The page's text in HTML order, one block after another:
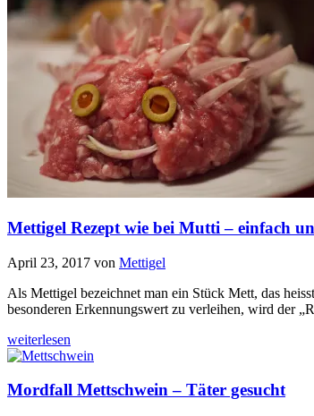
Mettigel Rezept wie bei Mutti – einfach
April 23, 2017 von Mettigel
Als Mettigel bezeichnet man ein Stück Mett, das
besonderen Erkennungswert zu verleihen, wird der
weiterlesen
Mordfall Mettschwein – Täter gesucht